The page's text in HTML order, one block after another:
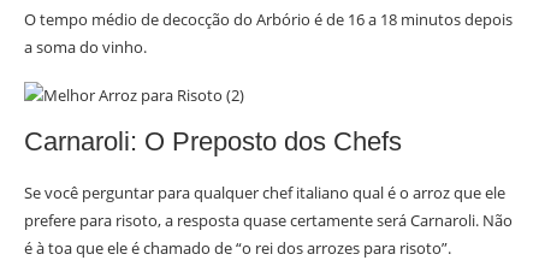
O tempo médio de decocção do Arbório é de 16 a 18 minutos depois
a soma do vinho.
Carnaroli: O Preposto dos Chefs
Se você perguntar para qualquer chef italiano qual é o arroz que ele
prefere para risoto, a resposta quase certamente será Carnaroli. Não
é à toa que ele é chamado de “o rei dos arrozes para risoto”.